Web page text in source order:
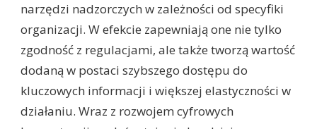
narzędzi nadzorczych w zależności od specyfiki
organizacji. W efekcie zapewniają one nie tylko
zgodność z regulacjami, ale także tworzą wartość
dodaną w postaci szybszego dostępu do
kluczowych informacji i większej elastyczności w
działaniu. Wraz z rozwojem cyfrowych